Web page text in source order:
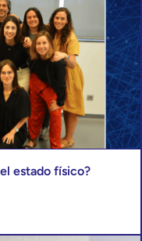
estado físico?